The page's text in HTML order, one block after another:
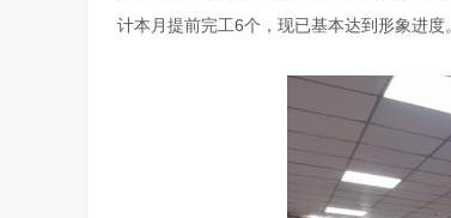
计本月提前完工6个，现已基本达到形象进度